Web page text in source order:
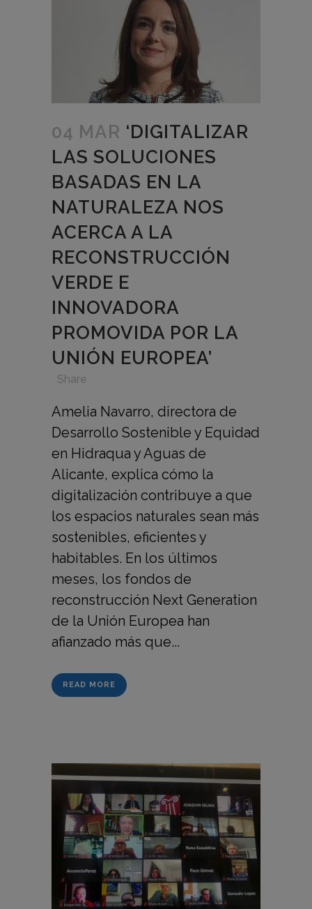
04 MAR ‘DIGITALIZAR
LAS SOLUCIONES
BASADAS EN LA
NATURALEZA NOS
ACERCA A LA
RECONSTRUCCIÓN
VERDE E
INNOVADORA
PROMOVIDA POR LA
UNIÓN EUROPEA’
Share
Amelia Navarro, directora de
Desarrollo Sostenible y Equidad
en Hidraqua y Aguas de
Alicante, explica cómo la
digitalización contribuye a que
los espacios naturales sean más
sostenibles, eficientes y
habitables. En los últimos
meses, los fondos de
reconstrucción Next Generation
de la Unión Europea han
afianzado más que...
READ MORE